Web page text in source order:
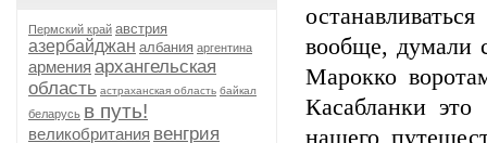
Пермский край австрия
азербайджан албания аргентина
армения архангельская
область астраханская область байкал
беларусь в путь!
великобритания венгрия
вообще, думали
Марокко
Касабланки это
нашего